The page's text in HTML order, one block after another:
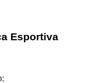
Esportiva